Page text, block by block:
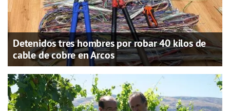
Detenidos tres hombres por robar 40 kilos de
cable de cobre en Arcos